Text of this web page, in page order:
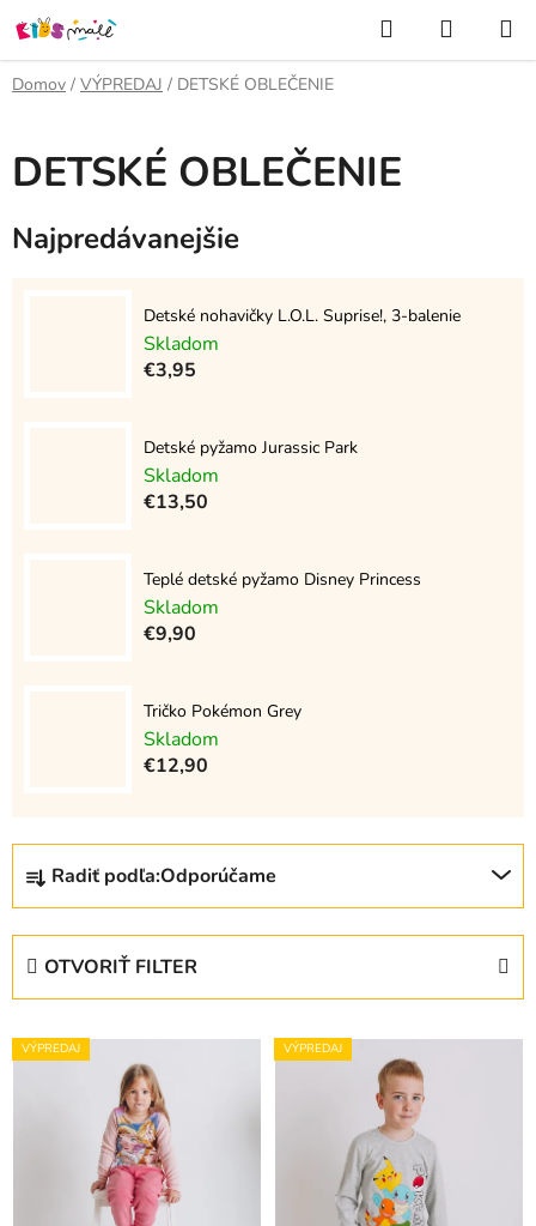
Prejsť
na
obsah
Hľadať
KOŠÍK
Domov / VÝPREDAJ / DETSKÉ OBLEČENIE
DETSKÉ OBLEČENIE
Najpredávanejšie
Detské nohavičky L.O.L. Suprise!, 3-balenie
Skladom
€3,95
Detské pyžamo Jurassic Park
Skladom
€13,50
Teplé detské pyžamo Disney Princess
Skladom
€9,90
Tričko Pokémon Grey
Skladom
€12,90
R
d
e
Radiť podľa:Odporúčame
OTVORIŤ FILTER
V
ý
VÝPREDAJ VÝPREDAJ